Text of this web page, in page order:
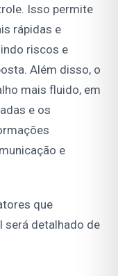
Isso permite
rápidas e
riscos e
Além disso, o
mais fluido, em
e os
e
que
será detalhado de